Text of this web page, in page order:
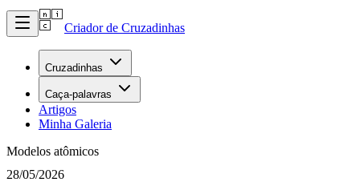
Criador de Cruzadinhas
Cruzadinhas
Caça-palavras
Artigos
Minha Galeria
Modelos atômicos
28/05/2026